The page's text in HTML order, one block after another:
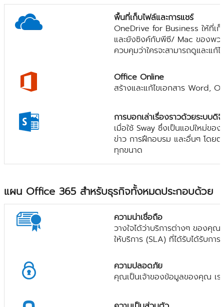
พื้นที่เก็บไฟล์และการแชร์
OneDrive for Business ให้ที่เ
และยังซิงค์กับพีซี/ Mac ของพวก
ควบคุมว่าใครจะสามารถดูและแก้
Office Online
สร้างและแก้ไขเอกสาร Word,
การบอกเล่าเรื่องราวด้วยระบบ
เมื่อใช้ Sway ซึ่งเป็นแอปใหม่ข
ข่าว การฝึกอบรม และอื่นๆ โดย
ทุกขนาด
แผน Office 365 สำหรับธุรกิจทั้งหมดประกอบด้วย
ความน่าเชื่อถือ
วางใจได้ว่าบริการต่างๆ ของคุ
ให้บริการ (SLA) ที่ได้รับได้รับกา
ความปลอดภัย
คุณเป็นเจ้าของข้อมูลของคุณ เ